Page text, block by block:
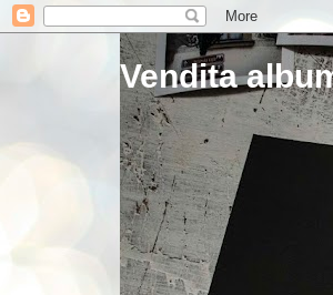
Vendita